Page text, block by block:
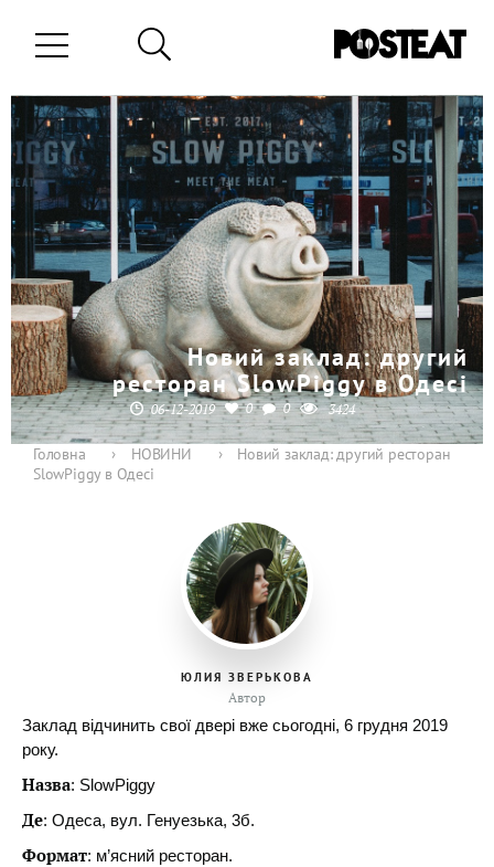
Новий заклад: другий
ресторан SlowPiggy в Одесі
06-12-2019 0 0 3424
Головна › НОВИНИ ›
Новий заклад: другий ресторан
SlowPiggy в Одесі
ЮЛИЯ ЗВЕРЬКОВА
Автор
Заклад відчинить свої двері вже сьогодні, 6 грудня 2019
року.
Назва: SlowPiggy
Де: Одеса, вул. Генуезька, 3б.
Формат: м’ясний ресторан.